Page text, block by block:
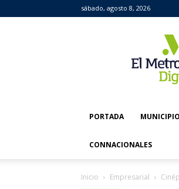
sábado, agosto 8, 2026
Metropolitano
Digital
PORTADA
CONNACIONALES
Inicio Empresarial